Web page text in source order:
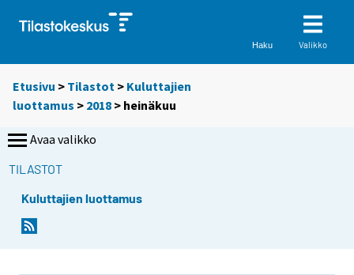
Haku Valikko
Etusivu > Tilastot > Kuluttajien
luottamus > 2018 > heinäkuu
Avaa valikko
TILASTOT
Kuluttajien luottamus